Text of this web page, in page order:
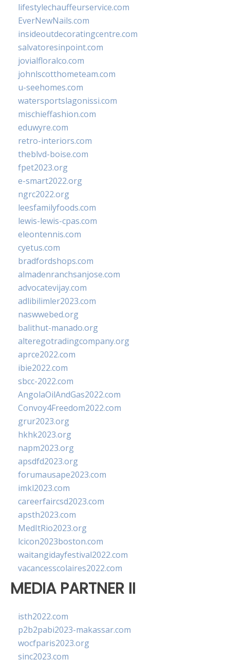
lifestylechauffeurservice.com
EverNewNails.com
insideoutdecoratingcentre.com
salvatoresinpoint.com
jovialfloralco.com
johnlscotthometeam.com
u-seehomes.com
watersportslagonissi.com
mischieffashion.com
eduwyre.com
retro-interiors.com
theblvd-boise.com
fpet2023.org
e-smart2022.org
ngrc2022.org
leesfamilyfoods.com
lewis-lewis-cpas.com
eleontennis.com
cyetus.com
bradfordshops.com
almadenranchsanjose.com
advocatevijay.com
adlibilimler2023.com
naswwebed.org
balithut-manado.org
alteregotradingcompany.org
aprce2022.com
ibie2022.com
sbcc-2022.com
AngolaOilAndGas2022.com
Convoy4Freedom2022.com
grur2023.org
hkhk2023.org
napm2023.org
apsdfd2023.org
forumausape2023.com
imkl2023.com
careerfaircsd2023.com
apsth2023.com
MedItRio2023.org
lcicon2023boston.com
waitangidayfestival2022.com
vacancesscolaires2022.com
MEDIA PARTNER II
isth2022.com
p2b2pabi2023-makassar.com
wocfparis2023.org
sinc2023.com